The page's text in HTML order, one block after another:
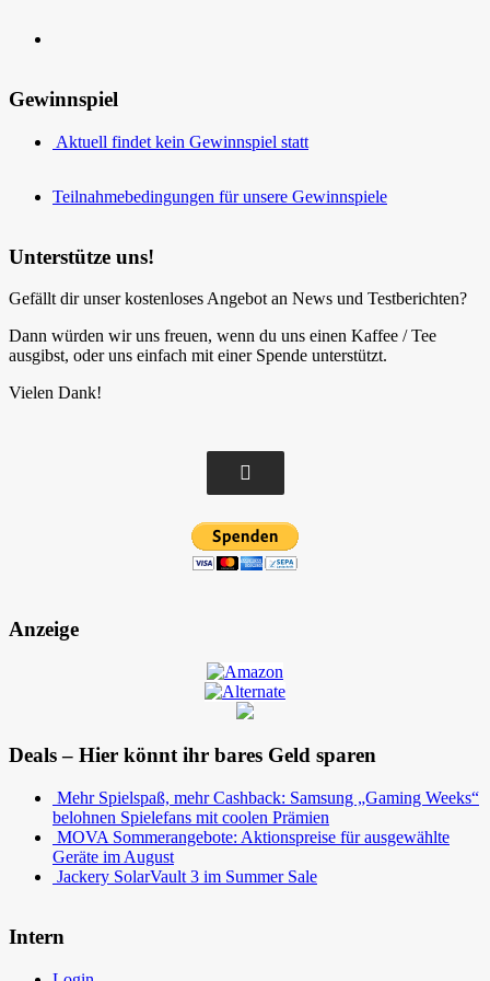
Gewinnspiel
Aktuell findet kein Gewinnspiel statt
Teilnahmebedingungen für unsere Gewinnspiele
Unterstütze uns!
Gefällt dir unser kostenloses Angebot an News und Testberichten?
Dann würden wir uns freuen, wenn du uns einen Kaffee / Tee
ausgibst, oder uns einfach mit einer Spende unterstützt.
Vielen Dank!
Anzeige
Deals – Hier könnt ihr bares Geld sparen
Mehr Spielspaß, mehr Cashback: Samsung „Gaming Weeks“
belohnen Spielefans mit coolen Prämien
MOVA Sommerangebote: Aktionspreise für ausgewählte
Geräte im August
Jackery SolarVault 3 im Summer Sale
Intern